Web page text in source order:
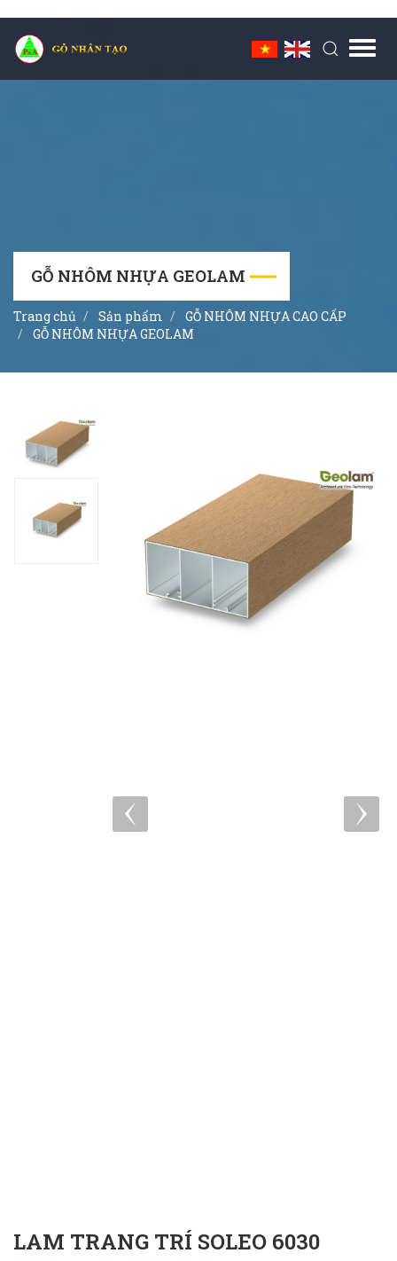
GỖ NHÔM NHỰA GEOLAM
Trang chủ Sản phẩm
GỖ NHÔM NHỰA CAO CẤP
GỖ NHÔM NHỰA GEOLAM
LAM TRANG TRÍ SOLEO 6030